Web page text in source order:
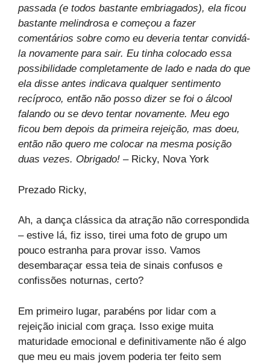
passada (e todos bastante embriagados), ela ficou
bastante melindrosa e começou a fazer
comentários sobre como eu deveria tentar convidá-
la novamente para sair. Eu tinha colocado essa
possibilidade completamente de lado e nada do que
ela disse antes indicava qualquer sentimento
recíproco, então não posso dizer se foi o álcool
falando ou se devo tentar novamente. Meu ego
ficou bem depois da primeira rejeição, mas doeu,
então não quero me colocar na mesma posição
duas vezes. Obrigado! – Ricky, Nova York
Prezado Ricky,
Ah, a dança clássica da atração não correspondida
– estive lá, fiz isso, tirei uma foto de grupo um
pouco estranha para provar isso. Vamos
desembaraçar essa teia de sinais confusos e
confissões noturnas, certo?
Em primeiro lugar, parabéns por lidar com a
rejeição inicial com graça. Isso exige muita
maturidade emocional e definitivamente não é algo
que meu eu mais jovem poderia ter feito sem